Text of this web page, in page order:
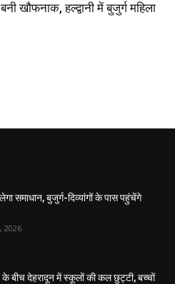
खौफनाक, हल्द्वानी में बुजुर्ग महिला
समाधान, बुजुर्ग-दिव्यांगों के पास पहुंचेंगे
2026
बीच देहरादून में स्कूलों की कल छुट्टी, बच्चों